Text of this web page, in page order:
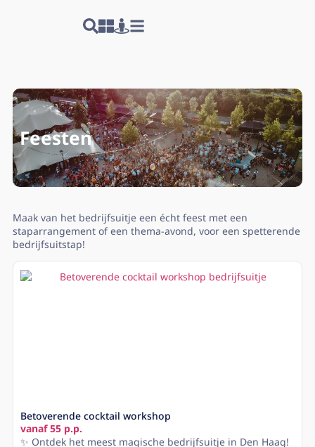
Feesten
Maak van het bedrijfsuitje een écht feest met een
staparrangement of een thema-avond, voor een spetterende
bedrijfsuitstap!
Betoverende cocktail workshop
vanaf 55 p.p.
✨ Ontdek het meest magische bedrijfsuitje in Den Haag!